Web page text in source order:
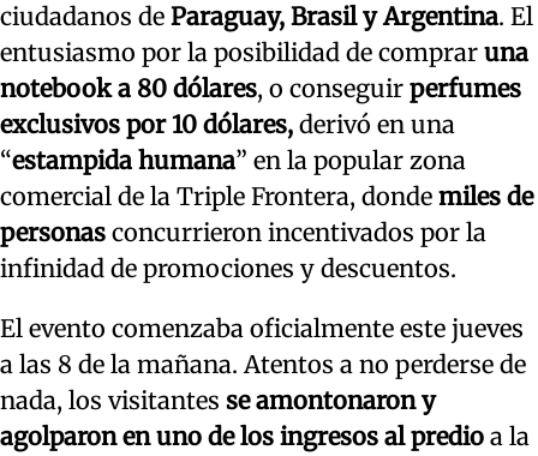
ciudadanos de Paraguay, Brasil y Argentina. El
entusiasmo por la posibilidad de comprar una
notebook a 80 dólares, o conseguir perfumes
exclusivos por 10 dólares, derivó en una
“estampida humana” en la popular zona
comercial de la Triple Frontera, donde miles de
personas concurrieron incentivados por la
infinidad de promociones y descuentos.
El evento comenzaba oficialmente este jueves
a las 8 de la mañana. Atentos a no perderse de
nada, los visitantes se amontonaron y
agolparon en uno de los ingresos al predio a la